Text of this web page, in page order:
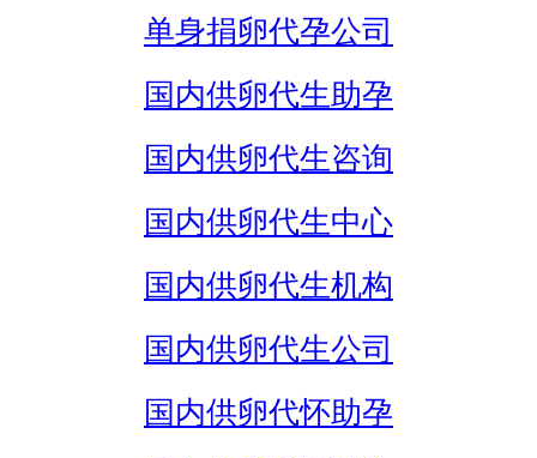
单身捐卵代孕公司
国内供卵代生助孕
国内供卵代生咨询
国内供卵代生中心
国内供卵代生机构
国内供卵代生公司
国内供卵代怀助孕